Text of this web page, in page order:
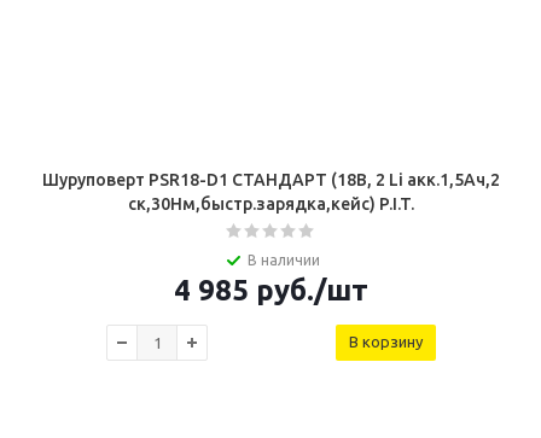
Шуруповерт PSR18-D1 СТАНДАРТ (18В, 2 Li акк.1,5Ач,2
ск,30Нм,быстр.зарядка,кейс) P.I.T.
В наличии
4 985 руб./шт
В корзину